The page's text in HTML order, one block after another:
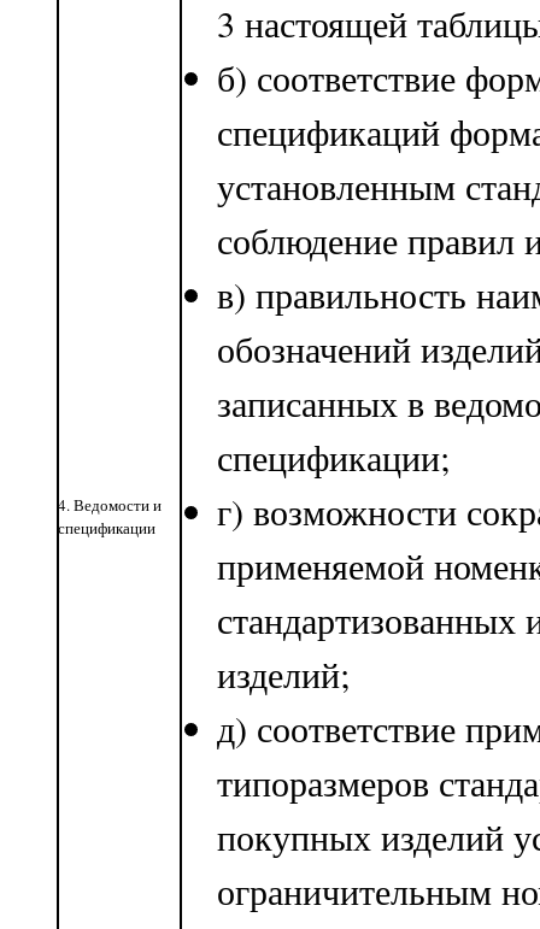
4. Ведомости и
спецификации
3 настоящей
б) соответствие
спецификаций
установленным
соблюдение правил
в) правильность
обозначений
записанных в
спецификации;
г) возможности
применяемой
изделий;
д) соответствие
типоразмеров
покупных изделий
ограничительным